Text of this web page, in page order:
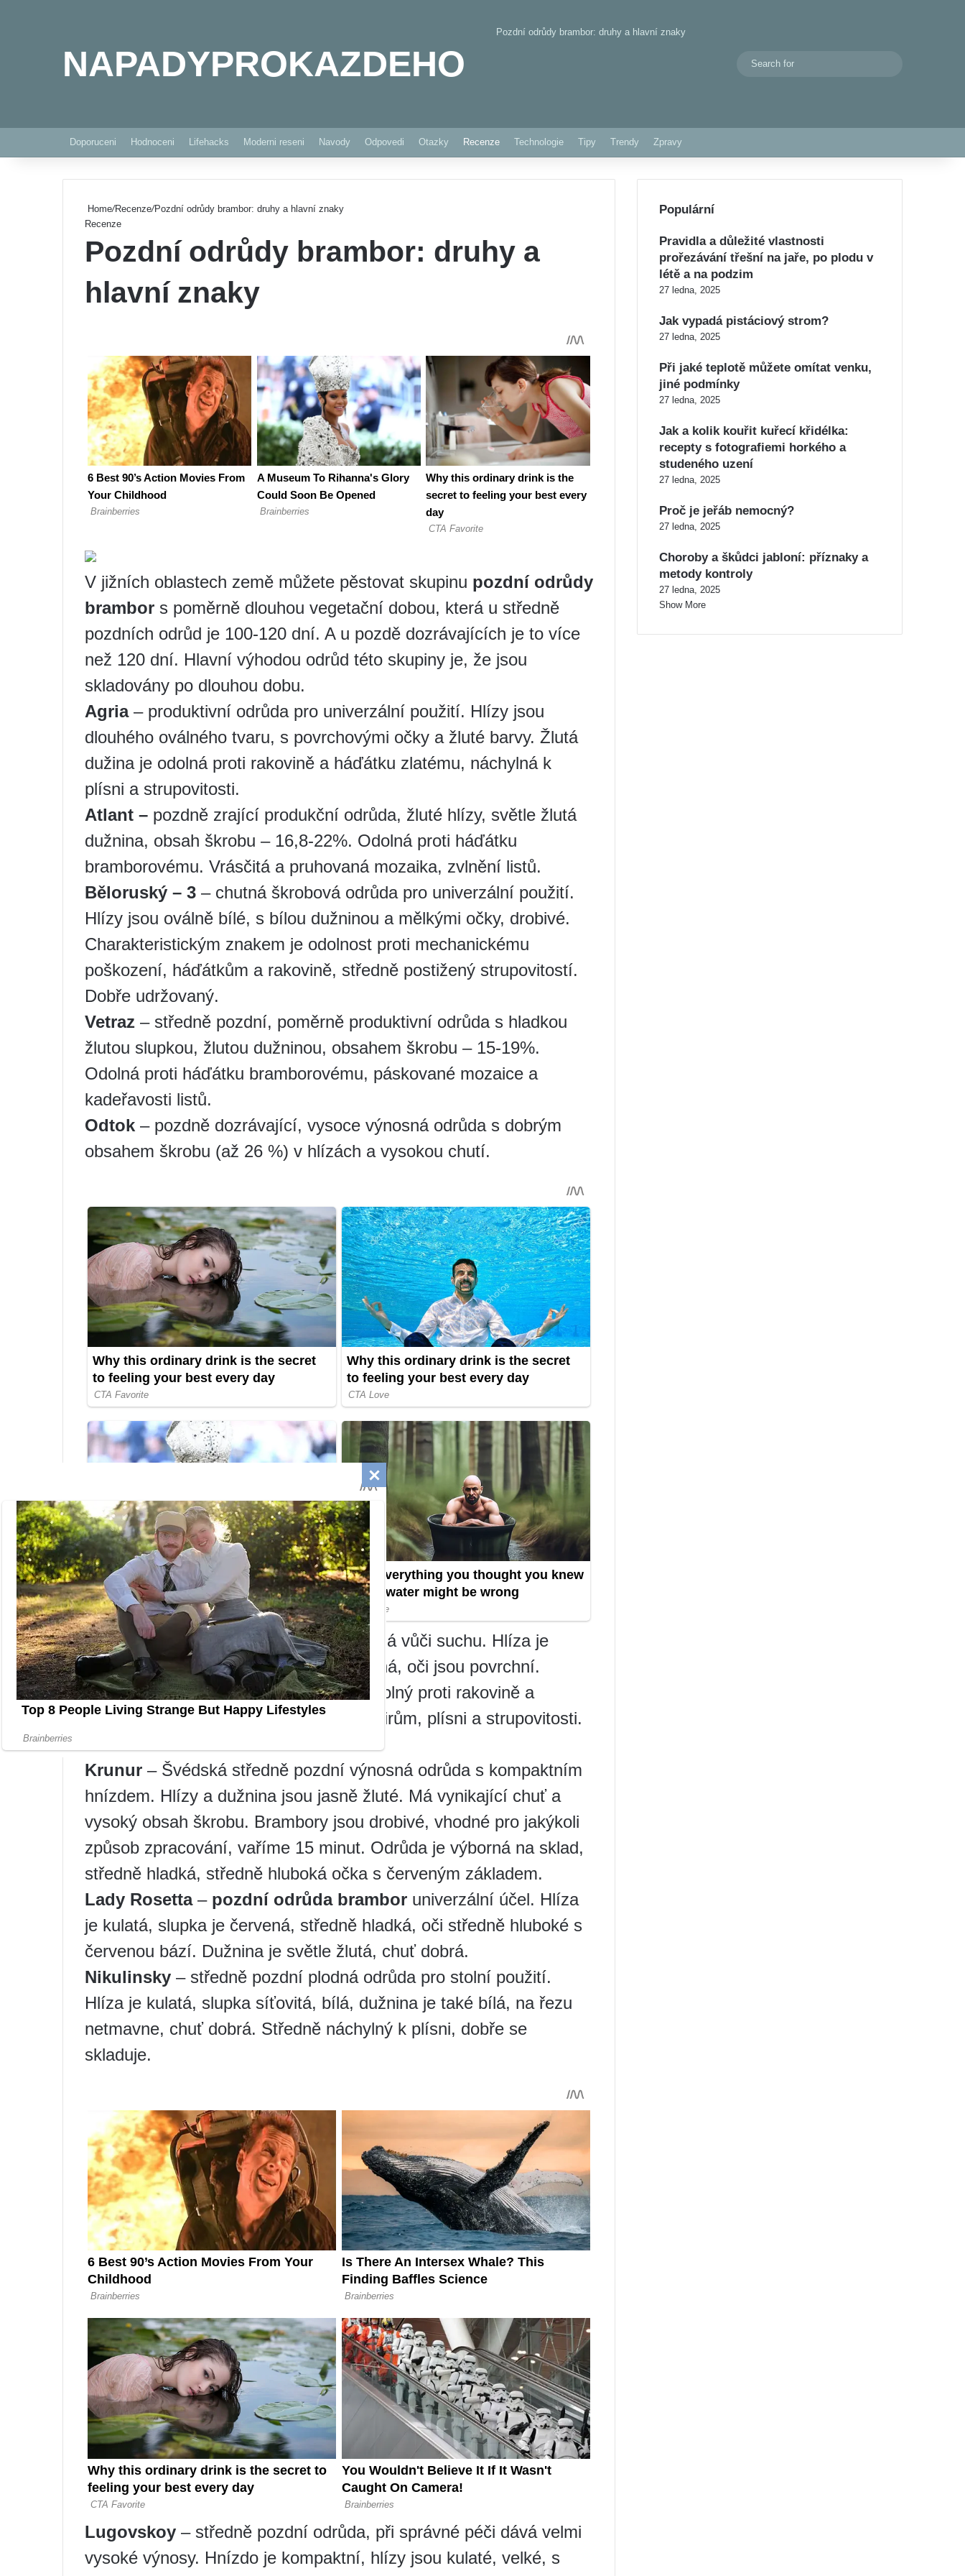
NAPADYPROKAZDEHO
Pozdní odrůdy brambor: druhy a hlavní znaky
Switch skin
Doporuceni Hodnoceni Lifehacks Moderni reseni Navody Odpovedi Otazky Recenze Technologie Tipy Trendy Zpravy
Home/Recenze/Pozdní odrůdy brambor: druhy a hlavní znaky
Recenze
Pozdní odrůdy brambor: druhy a
hlavní znaky
V jižních oblastech země můžete pěstovat skupinu pozdní odrůdy
brambor s poměrně dlouhou vegetační dobou, která u středně
pozdních odrůd je 100-120 dní. A u pozdě dozrávajících je to více
než 120 dní. Hlavní výhodou odrůd této skupiny je, že jsou
skladovány po dlouhou dobu.
Agria– produktivní odrůda pro univerzální použití. Hlízy jsou
dlouhého oválného tvaru, s povrchovými očky a žluté barvy. Žlutá
dužina je odolná proti rakovině a háďátku zlatému, náchylná k
plísni a strupovitosti.
Atlant – pozdně zrající produkční odrůda, žluté hlízy, světle žlutá
dužnina, obsah škrobu – 16,8-22%. Odolná proti háďátku
bramborovému. Vrásčitá a pruhovaná mozaika, zvlnění listů.
Běloruský – 3 – chutná škrobová odrůda pro univerzální použití.
Hlízy jsou oválně bílé, s bílou dužninou a mělkými očky, drobivé.
Charakteristickým znakem je odolnost proti mechanickému
poškození, háďátkům a rakovině, středně postižený strupovitostí.
Dobře udržovaný.
Vetraz – středně pozdní, poměrně produktivní odrůda s hladkou
žlutou slupkou, žlutou dužninou, obsahem škrobu – 15-19%.
Odolná proti háďátku bramborovému, páskované mozaice a
kadeřavosti listů.
Odtok – pozdně dozrávající, vysoce výnosná odrůda s dobrým
obsahem škrobu (až 26 %) v hlízách a vysokou chutí.
Cardial– vysoce výnosná odrůda odolná vůči suchu. Hlíza je
protáhle oválná, slupka je hladce červená, oči jsou povrchní.
Dužnina je světle žlutá, dobré chuti. Odolný proti rakovině a
háďátku zlatému, středně odolný proti virům, plísni a strupovitosti.
Krunur – Švédská středně pozdní výnosná odrůda s kompaktním
hnízdem. Hlízy a dužnina jsou jasně žluté. Má vynikající chuť a
vysoký obsah škrobu. Brambory jsou drobivé, vhodné pro jakýkoli
způsob zpracování, vaříme 15 minut. Odrůda je výborná na sklad,
středně hladká, středně hluboká očka s červeným základem.
Lady Rosetta– pozdní odrůda brambor univerzální účel. Hlíza
je kulatá, slupka je červená, středně hladká, oči středně hluboké s
červenou bází. Dužnina je světle žlutá, chuť dobrá.
Nikulinsky – středně pozdní plodná odrůda pro stolní použití.
Hlíza je kulatá, slupka síťovitá, bílá, dužnina je také bílá, na řezu
netmavne, chuť dobrá. Středně náchylný k plísni, dobře se
skladuje.
Lugovskoy – středně pozdní odrůda, při správné péči dává velmi
vysoké výnosy. Hnízdo je kompaktní, hlízy jsou kulaté, velké, s
Populární
Pravidla a důležité vlastnosti
prořezávání třešní na jaře, po plodu v
létě a na podzim
27 ledna, 2025
Jak vypadá pistáciový strom?
27 ledna, 2025
Při jaké teplotě můžete omítat venku,
jiné podmínky
27 ledna, 2025
Jak a kolik kouřit kuřecí křidélka:
recepty s fotografiemi horkého a
studeného uzení
27 ledna, 2025
Proč je jeřáb nemocný?
27 ledna, 2025
Choroby a škůdci jabloní: příznaky a
metody kontroly
27 ledna, 2025
Show More